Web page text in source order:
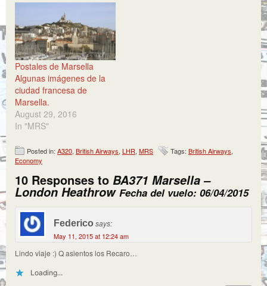
Postales de Marsella
Algunas imágenes de la
ciudad francesa de
Marsella.
August 29, 2016
In "MRS"
Posted in: A320, British Airways, LHR, MRS Tags: British Airways,
Economy
10 Responses to BA371 Marsella –
London Heathrow Fecha del vuelo: 06/04/2015
Federico says:
May 11, 2015 at 12:24 am
Lindo viaje :) Q asientos los Recaro…
Loading...